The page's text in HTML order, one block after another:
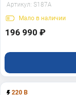
Артикул: S187A
Мало в наличии
196 990 ₽
220 В